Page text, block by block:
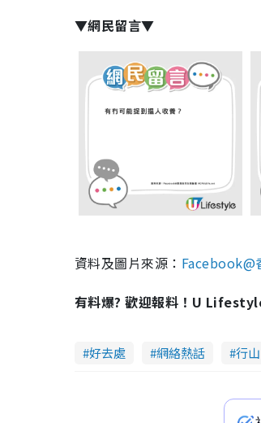
▼網民留言▼
資料及圖片來源：
有料爆? 歡迎報料！U
好去處 網絡熱話 行山